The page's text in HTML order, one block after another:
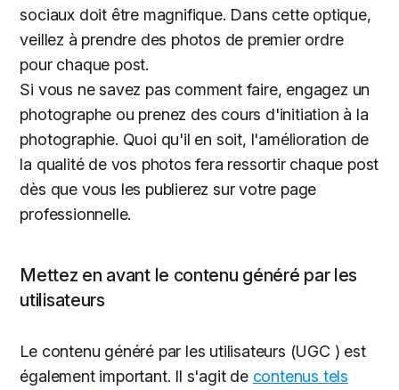
sociaux doit être magnifique. Dans cette optique,
veillez à prendre des photos de premier ordre
pour chaque post.
Si vous ne savez pas comment faire, engagez un
photographe ou prenez des cours d'initiation à la
photographie. Quoi qu'il en soit, l'amélioration de
la qualité de vos photos fera ressortir chaque post
dès que vous les publierez sur votre page
professionnelle.
Mettez en avant le contenu généré par les
utilisateurs
Le contenu généré par les utilisateurs (UGC ) est
également important. Il s'agit de contenus tels